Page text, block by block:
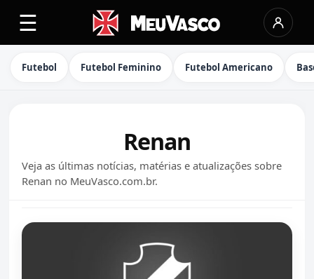
☰
Futebol Futebol Feminino Futebol Americano
Renan
Veja as últimas notícias, matérias e atualizações sobre
Renan no MeuVasco.com.br.